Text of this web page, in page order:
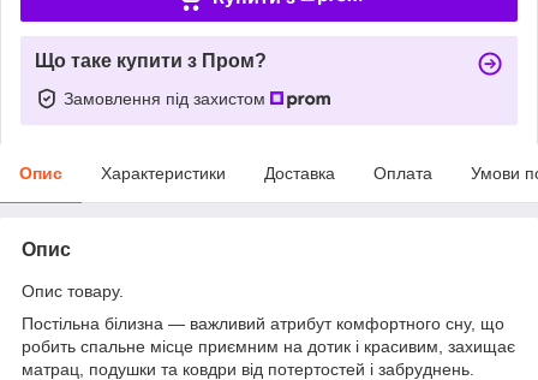
Що таке купити з Пром?
Замовлення під захистом
Опис Характеристики Доставка Оплата Умови
Опис
Опис товару.
Постільна білизна — важливий атрибут комфортного сну, що
робить спальне місце приємним на дотик і красивим, захищає
матрац, подушки та ковдри від потертостей і забруднень.